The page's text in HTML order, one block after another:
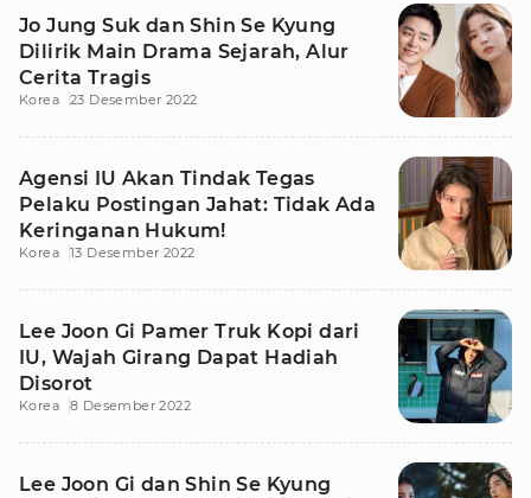
Jo Jung Suk dan Shin Se Kyung
Dilirik Main Drama Sejarah, Alur
Cerita Tragis
Korea 23 Desember 2022
Agensi IU Akan Tindak Tegas
Pelaku Postingan Jahat: Tidak Ada
Keringanan Hukum!
Korea 13 Desember 2022
Lee Joon Gi Pamer Truk Kopi dari
IU, Wajah Girang Dapat Hadiah
Disorot
Korea 8 Desember 2022
Lee Joon Gi dan Shin Se Kyung